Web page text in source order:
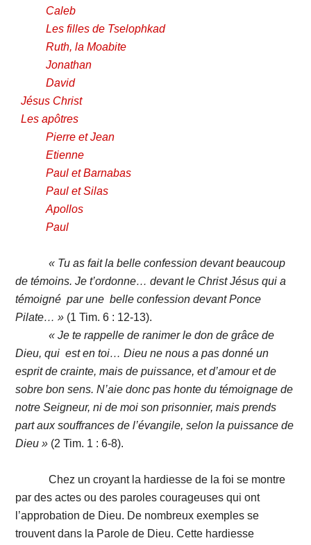
Caleb
Les filles de Tselophkad
Ruth, la Moabite
Jonathan
David
Jésus Christ
Les apôtres
Pierre et Jean
Etienne
Paul et Barnabas
Paul et Silas
Apollos
Paul
« Tu as fait la belle confession devant beaucoup
de témoins. Je t’ordonne… devant le Christ Jésus qui a
témoigné par une belle confession devant Ponce
Pilate… » (1 Tim. 6 : 12-13).
« Je te rappelle de ranimer le don de grâce de
Dieu, qui est en toi… Dieu ne nous a pas donné un
esprit de crainte, mais de puissance, et d’amour et de
sobre bon sens. N’aie donc pas honte du témoignage de
notre Seigneur, ni de moi son prisonnier, mais prends
part aux souffrances de l’évangile, selon la puissance de
Dieu » (2 Tim. 1 : 6-8).
Chez un croyant la hardiesse de la foi se montre
par des actes ou des paroles courageuses qui ont
l’approbation de Dieu. De nombreux exemples se
trouvent dans la Parole de Dieu. Cette hardiesse